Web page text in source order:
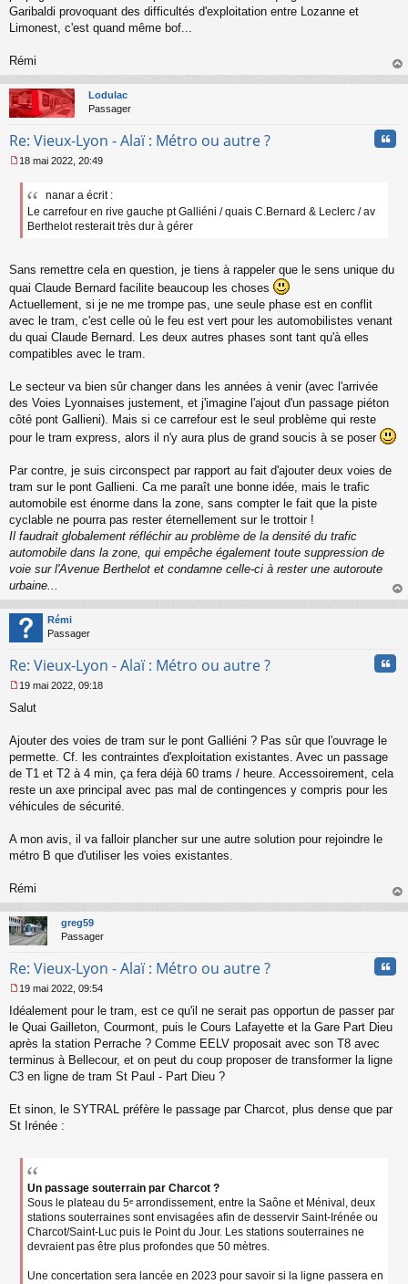
Garibaldi provoquant des difficultés d'exploitation entre Lozanne et
Limonest, c'est quand même bof...
Rémi
au
Lodulac
Passager
Re: Vieux-Lyon - Alaï : Métro ou autre ?
e
g
n
n
l
u
18 mai 2022, 20:49
nanar a écrit :
Le carrefour en rive gauche pt Galliéni / quais C.Bernard & Leclerc / av
Berthelot resterait très dur à gérer
Sans remettre cela en question, je tiens à rappeler que le sens unique du
quai Claude Bernard facilite beaucoup les choses
Actuellement, si je ne me trompe pas, une seule phase est en conflit
avec le tram, c'est celle où le feu est vert pour les automobilistes venant
du quai Claude Bernard. Les deux autres phases sont tant qu'à elles
compatibles avec le tram.
Le secteur va bien sûr changer dans les années à venir (avec l'arrivée
des Voies Lyonnaises justement, et j'imagine l'ajout d'un passage piéton
côté pont Gallieni). Mais si ce carrefour est le seul problème qui reste
pour le tram express, alors il n'y aura plus de grand soucis à se poser
Par contre, je suis circonspect par rapport au fait d'ajouter deux voies de
tram sur le pont Gallieni. Ca me paraît une bonne idée, mais le trafic
automobile est énorme dans la zone, sans compter le fait que la piste
cyclable ne pourra pas rester éternellement sur le trottoir !
Il faudrait globalement réfléchir au problème de la densité du trafic
automobile dans la zone, qui empêche également toute suppression de
voie sur l'Avenue Berthelot et condamne celle-ci à rester une autoroute
urbaine...
au
Rémi
Passager
Re: Vieux-Lyon - Alaï : Métro ou autre ?
e
s
g
e
n
o
u
19 mai 2022, 09:18
Salut
Ajouter des voies de tram sur le pont Galliéni ? Pas sûr que l'ouvrage le
permette. Cf. les contraintes d'exploitation existantes. Avec un passage
de T1 et T2 à 4 min, ça fera déjà 60 trams / heure. Accessoirement, cela
reste un axe principal avec pas mal de contingences y compris pour les
véhicules de sécurité.
A mon avis, il va falloir plancher sur une autre solution pour rejoindre le
métro B que d'utiliser les voies existantes.
Rémi
au
greg59
Passager
Re: Vieux-Lyon - Alaï : Métro ou autre ?
e
s
s
g
e
o
n
19 mai 2022, 09:54
Idéalement pour le tram, est ce qu'il ne serait pas opportun de passer par
le Quai Gailleton, Courmont, puis le Cours Lafayette et la Gare Part Dieu
après la station Perrache ? Comme EELV proposait avec son T8 avec
terminus à Bellecour, et on peut du coup proposer de transformer la ligne
C3 en ligne de tram St Paul - Part Dieu ?
Et sinon, le SYTRAL préfère le passage par Charcot, plus dense que par
St Irénée :
Un passage souterrain par Charcot ?
Sous le plateau du 5ᵉ arrondissement, entre la Saône et Ménival, deux
stations souterraines sont envisagées afin de desservir Saint-Irénée ou
Charcot/Saint-Luc puis le Point du Jour. Les stations souterraines ne
devraient pas être plus profondes que 50 mètres.
Une concertation sera lancée en 2023 pour savoir si la ligne passera en